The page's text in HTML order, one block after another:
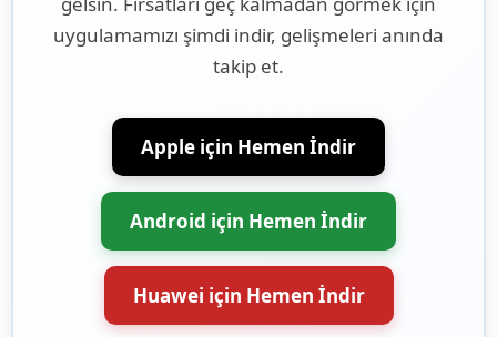
uygulamamızı şimdi indir, gelişmeleri anında
takip et.
Apple için Hemen İndir
Android için Hemen İndir
Huawei için Hemen İndir